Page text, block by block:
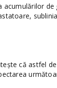
acumulărilor
că astfel